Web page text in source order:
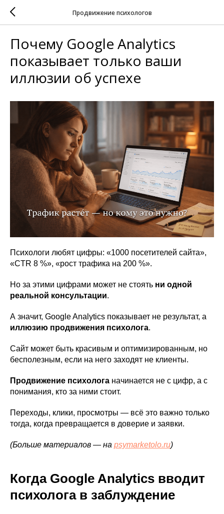
Продвижение психологов
Почему Google Analytics
показывает только ваши
иллюзии об успехе
Психологи любят цифры: «1000 посетителей сайта»,
«CTR 8 %», «рост трафика на 200 %».
Но за этими цифрами может не стоять ни одной
реальной консультации.
А значит, Google Analytics показывает не результат, а
иллюзию продвижения психолога.
Сайт может быть красивым и оптимизированным, но
бесполезным, если на него заходят не клиенты.
Продвижение психолога начинается не с цифр, а с
понимания, кто за ними стоит.
Переходы, клики, просмотры — всё это важно только
тогда, когда превращается в доверие и заявки.
(Больше материалов — на psymarketolo.ru)
Когда Google Analytics вводит
психолога в заблуждение